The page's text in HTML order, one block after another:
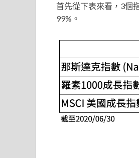
首先從下表來看，3個
99%。